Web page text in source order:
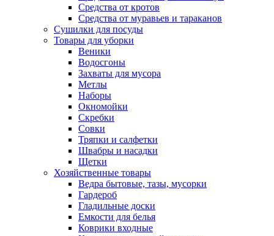
Средства от кротов
Средства от муравьев и тараканов
Сушилки для посуды
Товары для уборки
Веники
Водосгоны
Захваты для мусора
Метлы
Наборы
Окномойки
Скребки
Совки
Тряпки и салфетки
Швабры и насадки
Щетки
Хозяйственные товары
Ведра бытовые, тазы, мусорки
Гардероб
Гладильные доски
Емкости для белья
Коврики входные